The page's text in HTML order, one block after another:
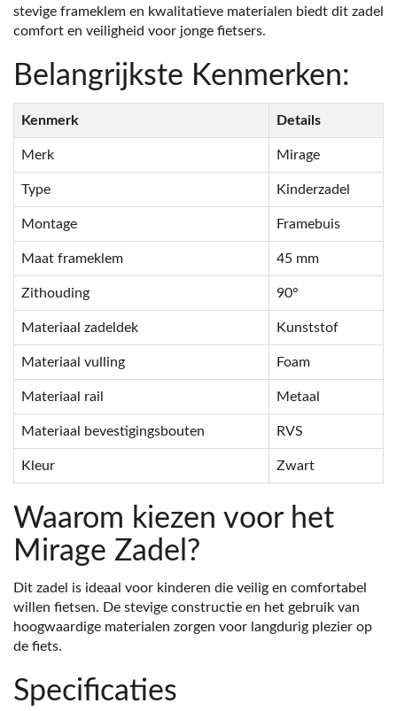
stevige frameklem en kwalitatieve materialen biedt dit zadel
comfort en veiligheid voor jonge fietsers.
Belangrijkste Kenmerken:
Kenmerk Details
Merk Mirage
Type Kinderzadel
Montage Framebuis
Maat frameklem 45 mm
Zithouding 90°
Materiaal zadeldek Kunststof
Materiaal vulling Foam
Materiaal rail Metaal
Materiaal bevestigingsbouten RVS
Kleur Zwart
Waarom kiezen voor het
Mirage Zadel?
Dit zadel is ideaal voor kinderen die veilig en comfortabel
willen fietsen. De stevige constructie en het gebruik van
hoogwaardige materialen zorgen voor langdurig plezier op
de fiets.
Specificaties